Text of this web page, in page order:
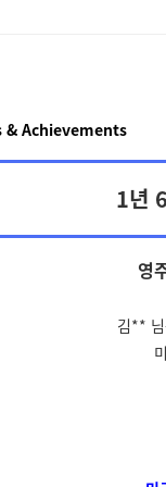
& Achievements
1년
영
김**